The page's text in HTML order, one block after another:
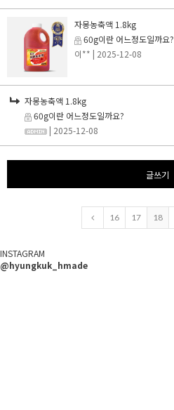
자몽농축액 1.8kg
60g이란 어느정도일까요?
이** | 2025-12-08
자몽농축액 1.8kg
60g이란 어느정도일까요?
| 2025-12-08
글쓰기
16 17 18
INSTAGRAM
@hyungkuk_hmade